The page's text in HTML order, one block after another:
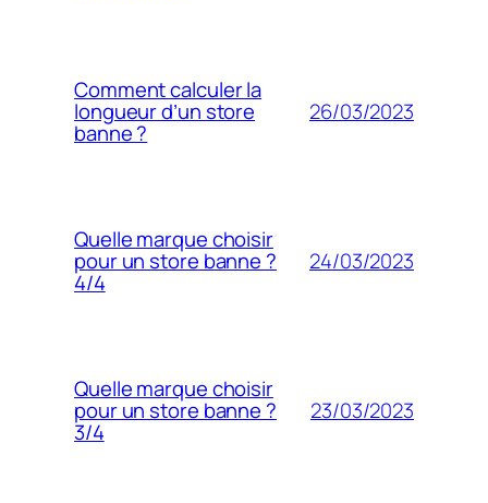
Comment calculer la
longueur d’un store
banne ?
26/03/2023
Quelle marque choisir
pour un store banne ?
4/4
24/03/2023
Quelle marque choisir
pour un store banne ?
3/4
23/03/2023